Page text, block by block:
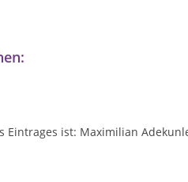
ist: Maximilian